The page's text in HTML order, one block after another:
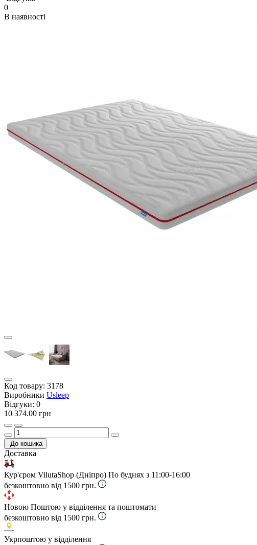
0
В наявності
Код товару: 3178
Виробники Usleep
Відгуки: 0
10 374.00 грн
До кошика
Доставка
Кур'єром VilutaShop (Дніпро) По буднях з 11:00-16:00
безкоштовно від 1500 грн.
Новою Поштою у відділення та поштомати
безкоштовно від 1500 грн.
Укрпоштою у відділення